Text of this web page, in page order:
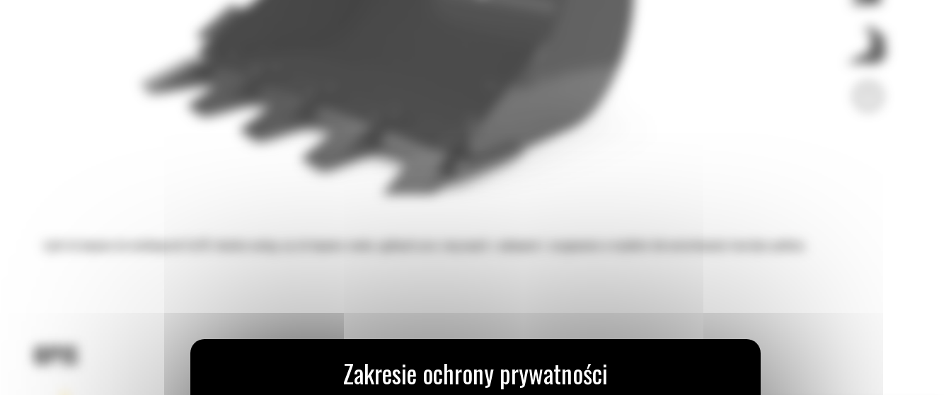
Łyżki do kopania do minikoparek Cat® idealnie nadają się do kopania rowów, ogólnych prac związanych z wykopami i zasypywania w miękkim lub umiarkowanie twardym podłożu.
OPIS